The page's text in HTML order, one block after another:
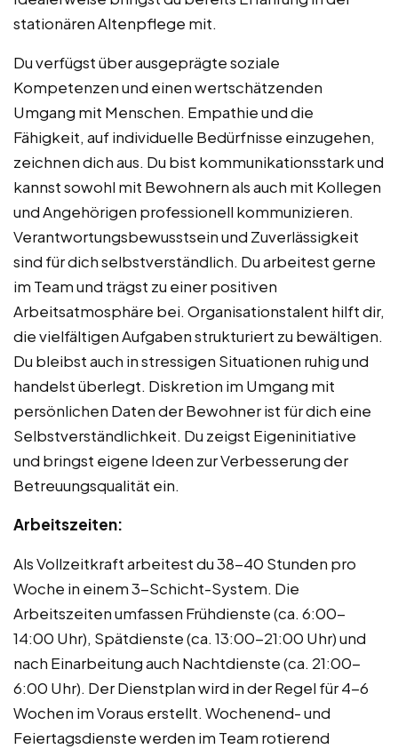
stationären Altenpflege mit.
Du verfügst über ausgeprägte soziale
Kompetenzen und einen wertschätzenden
Umgang mit Menschen. Empathie und die
Fähigkeit, auf individuelle Bedürfnisse einzugehen,
zeichnen dich aus. Du bist kommunikationsstark und
kannst sowohl mit Bewohnern als auch mit Kollegen
und Angehörigen professionell kommunizieren.
Verantwortungsbewusstsein und Zuverlässigkeit
sind für dich selbstverständlich. Du arbeitest gerne
im Team und trägst zu einer positiven
Arbeitsatmosphäre bei. Organisationstalent hilft dir,
die vielfältigen Aufgaben strukturiert zu bewältigen.
Du bleibst auch in stressigen Situationen ruhig und
handelst überlegt. Diskretion im Umgang mit
persönlichen Daten der Bewohner ist für dich eine
Selbstverständlichkeit. Du zeigst Eigeninitiative
und bringst eigene Ideen zur Verbesserung der
Betreuungsqualität ein.
Arbeitszeiten:
Als Vollzeitkraft arbeitest du 38-40 Stunden pro
Woche in einem 3-Schicht-System. Die
Arbeitszeiten umfassen Frühdienste (ca. 6:00-
14:00 Uhr), Spätdienste (ca. 13:00-21:00 Uhr) und
nach Einarbeitung auch Nachtdienste (ca. 21:00-
6:00 Uhr). Der Dienstplan wird in der Regel für 4-6
Wochen im Voraus erstellt. Wochenend- und
Feiertagsdienste werden im Team rotierend